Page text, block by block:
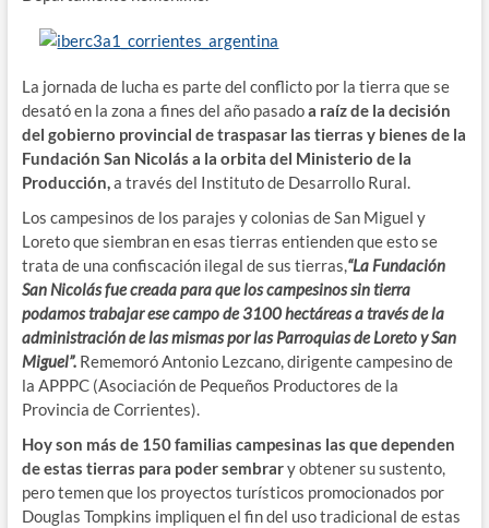
La jornada de lucha es parte del conflicto por la tierra que se
desató en la zona a fines del año pasadoa raíz de la decisión
del gobierno provincial de traspasar las tierras y bienes de la
Fundación San Nicolás a la orbita del Ministerio de la
Producción,a través del Instituto de Desarrollo Rural.
Los campesinos de los parajes y colonias de San Miguel y
Loreto que siembran en esas tierras entienden que esto se
trata de una confiscación ilegal de sus tierras,“La Fundación
San Nicolás fue creada para que los campesinos sin tierra
podamos trabajar ese campo de 3100 hectáreas a través de la
administración de las mismas por las Parroquias de Loreto y San
Miguel”. Rememoró Antonio Lezcano, dirigente campesino de
la APPPC (Asociación de Pequeños Productores de la
Provincia de Corrientes).
Hoy son más de 150 familias campesinas las que dependen
de estas tierras para poder sembrary obtener su sustento,
pero temen que los proyectos turísticos promocionados por
Douglas Tompkins impliquen el fin del uso tradicional de estas